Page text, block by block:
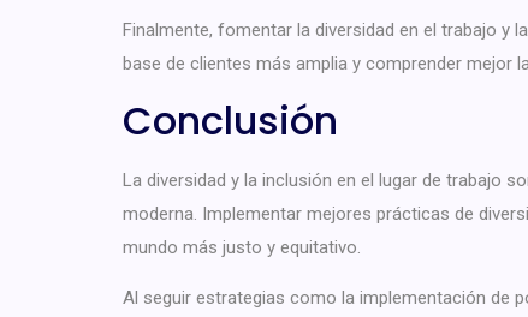
Finalmente, fomentar la diversidad en el trabajo y
base de clientes más amplia y comprender mejor
Conclusión
La diversidad y la inclusión en el lugar de trabajo
moderna. Implementar mejores prácticas de
mundo más justo y equitativo.
Al seguir estrategias como la implementación de